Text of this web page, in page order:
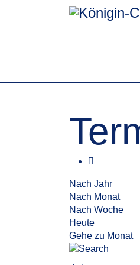
Nach Jahr
Nach Monat
Nach Woche
Heute
Gehe zu Monat